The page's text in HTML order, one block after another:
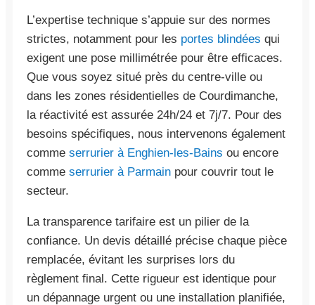
L’expertise technique s’appuie sur des normes
strictes, notamment pour les portes blindées qui
exigent une pose millimétrée pour être efficaces.
Que vous soyez situé près du centre-ville ou
dans les zones résidentielles de Courdimanche,
la réactivité est assurée 24h/24 et 7j/7. Pour des
besoins spécifiques, nous intervenons également
comme serrurier à Enghien-les-Bains ou encore
comme serrurier à Parmain pour couvrir tout le
secteur.
La transparence tarifaire est un pilier de la
confiance. Un devis détaillé précise chaque pièce
remplacée, évitant les surprises lors du
règlement final. Cette rigueur est identique pour
un dépannage urgent ou une installation planifiée,